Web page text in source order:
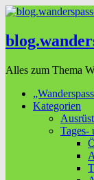
Alles zum Thema
Kategorien
Tages-